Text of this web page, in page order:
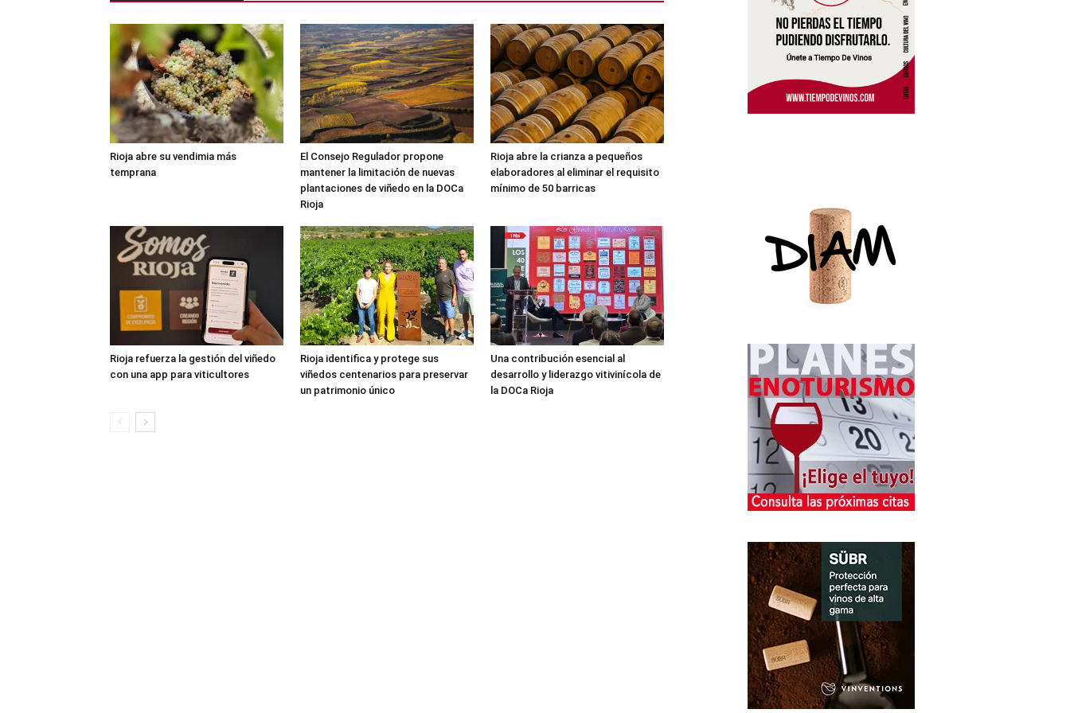
Rioja abre su vendimia más
temprana
El Consejo Regulador propone
mantener la limitación de nuevas
plantaciones de viñedo en la DOCa
Rioja
Rioja abre la crianza a pequeños
elaboradores al eliminar el requisito
mínimo de 50 barricas
Rioja refuerza la gestión del viñedo
con una app para viticultores
Rioja identifica y protege sus
viñedos centenarios para preservar
un patrimonio único
Una contribución esencial al
desarrollo y liderazgo vitivinícola de
la DOCa Rioja